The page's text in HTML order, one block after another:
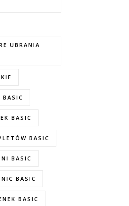
UBRANIA
BASIC
BASIC
BASIC
BASIC
BASIC